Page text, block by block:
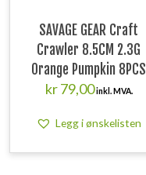
SAVAGE GEAR Craft
Crawler 8.5CM 2.3G
Orange Pumpkin 8PCS
kr79,00inkl. MVA.
Legg i ønskelisten